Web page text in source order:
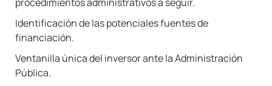
Identificación de las potenciales fuentes de
financiación.
Ventanilla única del inversor ante la Administración
Pública.